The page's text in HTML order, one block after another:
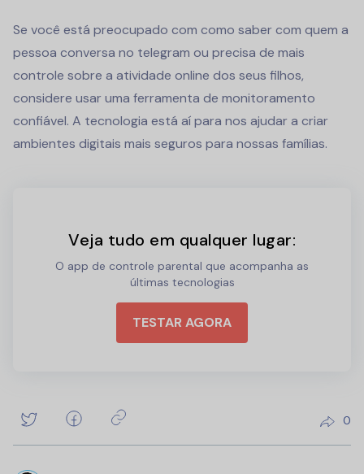
Se você está preocupado com como saber com quem a
pessoa conversa no telegram ou precisa de mais
controle sobre a atividade online dos seus filhos,
considere usar uma ferramenta de monitoramento
confiável. A tecnologia está aí para nos ajudar a criar
ambientes digitais mais seguros para nossas famílias.
Veja tudo em qualquer lugar:
O app de controle parental que acompanha as
últimas tecnologias
TESTAR AGORA
0